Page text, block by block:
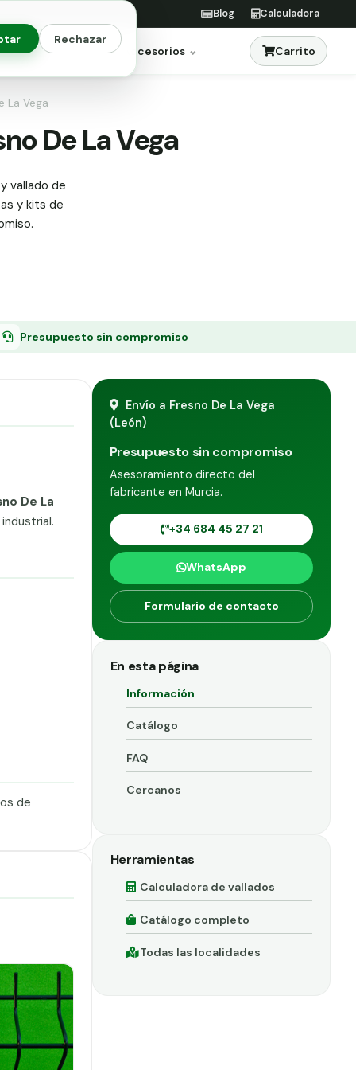
Rechazar
Blog Calculadora
Jardinería Accesorios Carrito
La Vega
De La Vega
vallado de
y kits de
Presupuesto sin compromiso
De La
de
Envío a Fresno De La Vega
(León)
Presupuesto sin compromiso
Asesoramiento directo del
fabricante en Murcia.
+34 684 45 27 21
WhatsApp
Formulario de contacto
En esta página
Información
Catálogo
FAQ
Cercanos
Herramientas
Calculadora de vallados
Catálogo completo
Todas las localidades